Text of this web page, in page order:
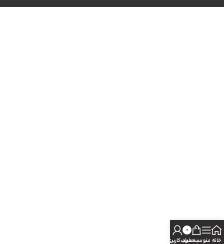
خانه منو
0
سبد خرید
حساب کاربری من